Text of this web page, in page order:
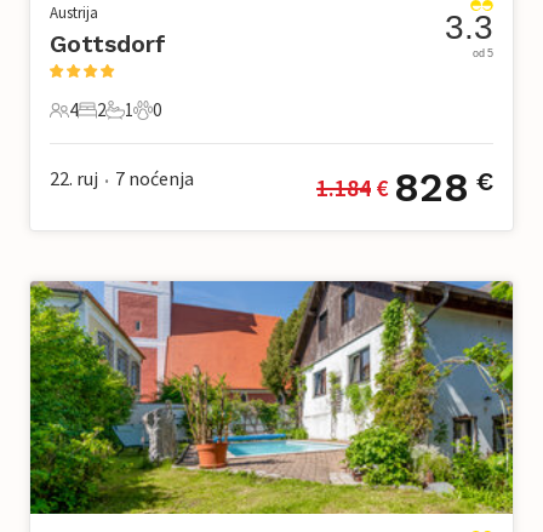
Austrija
Gottsdorf
4 Gosti
4
2 Spavaće sobe
2
1 Kupaonica
1
0 Kućni ljubimac
0
3.3
od 5
22. ruj • 7 noćenja 1.184 € 828 €